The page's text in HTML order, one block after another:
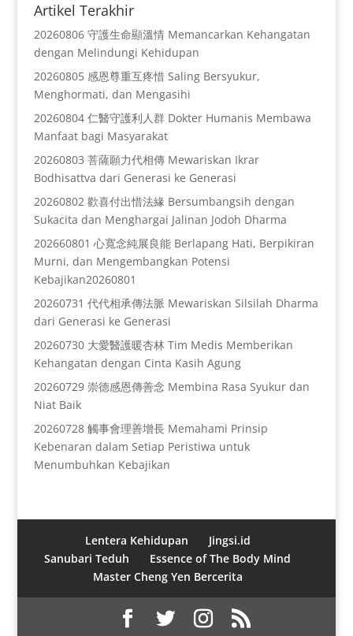
Artikel Terakhir
20260806 守護生命顯溫情 Memancarkan Kehangatan
dengan Melindungi Kehidupan
20260805 感恩尊重互疼惜 Saling Bersyukur,
Menghormati, dan Mengasihi
20260804 仁醫守護利人群 Dokter Humanis Membawa
Manfaat bagi Masyarakat
20260803 菩薩願力代相傳 Mewariskan Ikrar
Bodhisattva dari Generasi ke Generasi
20260802 歡喜付出惜法緣 Bersumbangsih dengan
Sukacita dan Menghargai Jalinan Jodoh Dharma
202660801 心寬念純展良能 Berlapang Hati, Berpikiran
Murni, dan Mengembangkan Potensi
Kebajikan20260801
20260731 代代相承傳法脈 Mewariskan Silsilah Dharma
dari Generasi ke Generasi
20260730 大愛醫護暖杏林 Tim Medis Memberikan
Kehangatan dengan Cinta Kasih Agung
20260729 崇德感恩傳善念 Membina Rasa Syukur dan
Niat Baik
20260728 觸事會理善增長 Memahami Prinsip
Kebenaran dalam Setiap Peristiwa untuk
Menumbuhkan Kebajikan
Lentera Kehidupan
Jingsi.id
Sanubari Teduh
Essence of The Body Mind
Master Cheng Yen Bercerita